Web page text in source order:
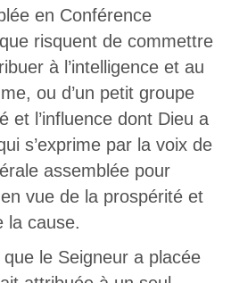
en Conférence
risquent de commettre
à l’intelligence et au
ou d’un petit groupe
et l’influence dont Dieu a
s’exprime par la voix de
assemblée pour
vue de la prospérité et
la cause.
le Seigneur a placée